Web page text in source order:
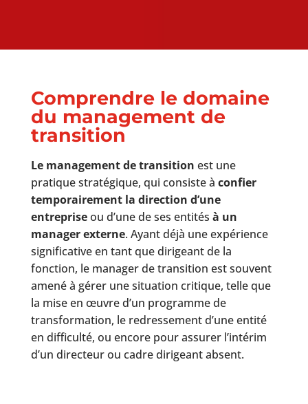
Comprendre le domaine
du management de
transition
Le management de transition est une
pratique stratégique, qui consiste à confier
temporairement la direction d’une
entrepriseou d’une de ses entités à un
manager externe. Ayant déjà une expérience
significative en tant que dirigeant de la
fonction, le manager de transition est souvent
amené à gérer une situation critique, telle que
la mise en œuvre d’un programme de
transformation, le redressement d’une entité
en difficulté, ou encore pour assurer l’intérim
d’un directeur ou cadre dirigeant absent.